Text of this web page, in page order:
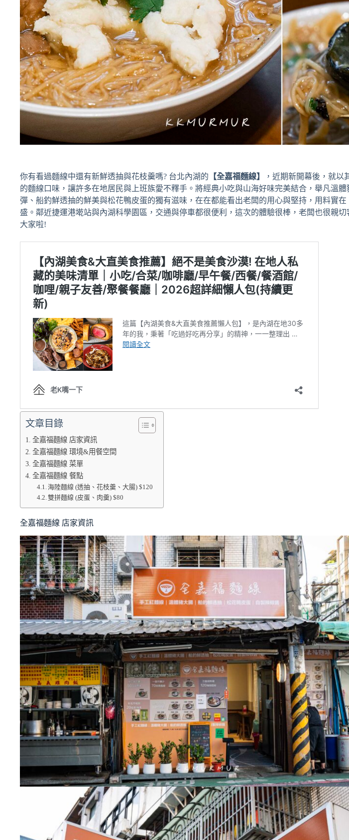
你有看過麵線中還有新鮮透抽與花枝羹嗎? 台北內湖的 【全嘉福麵線】
，近期新開幕後，就以
的麵線口味，讓許多在地居民與上班族愛不釋手。將經典小吃與山海好味完美結合，舉凡溫體
彈、船釣鮮透抽的鮮美與松花鴨皮蛋的獨有滋味，在在都能看出老闆的用心與堅持，用料實在
盛。鄰近捷運港墘站與內湖科學園區，交通與停車都很便利，這次的體驗很棒，老闆也很親切
大家啦!
文章目錄
全嘉福麵線 店家資訊
全嘉福麵線 環境&用餐空間
全嘉福麵線 菜單
全嘉福麵線 餐點
海陸麵線 (透抽、花枝羹、大腸) $120
雙拼麵線 (皮蛋、肉羹) $80
全嘉福麵線 店家資訊